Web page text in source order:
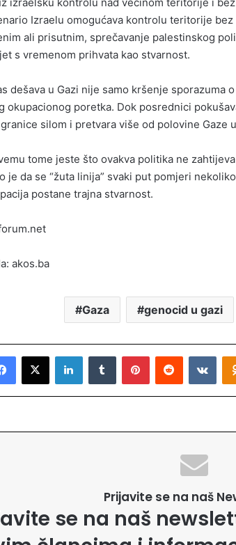
Izraelu omogućava kontrolu teritorije
ali prisutnim, sprečavanje palestinskog
s vremenom prihvata kao stvarnost.
dešava u Gazi nije samo kršenje sporazuma
okupacionog poretka. Dok posrednici
silom i pretvara više od polovine Gaze
tome jeste što ovakva politika ne
je da se “žuta linija” svaki put pomjeri
postane trajna stvarnost.
akos.ba
Gaza genocid u gazi
Facebook X LinkedIn Tumblr Pinterest Reddit VKontakte
Prijavite se na naš
se na naš